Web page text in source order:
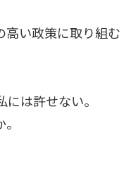
高い政策に取り組む
は許せない。